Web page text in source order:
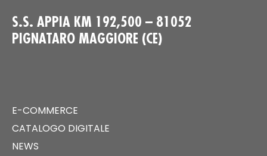
S.S. APPIA KM 192,500 – 81052
PIGNATARO MAGGIORE (CE)
E-COMMERCE
CATALOGO DIGITALE
NEWS